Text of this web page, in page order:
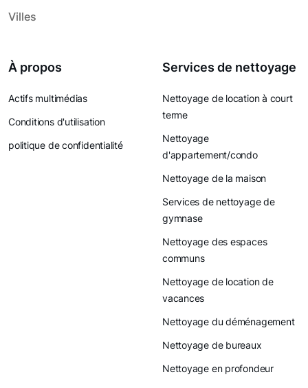
Villes
À propos
Actifs multimédias
Conditions d'utilisation
politique de confidentialité
Services de nettoyage
Nettoyage de location à court
terme
Nettoyage
d'appartement/condo
Nettoyage de la maison
Services de nettoyage de
gymnase
Nettoyage des espaces
communs
Nettoyage de location de
vacances
Nettoyage du déménagement
Nettoyage de bureaux
Nettoyage en profondeur